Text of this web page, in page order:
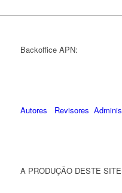
Backoffice APN:
Autores Revisores
A PRODUÇÃO DESTE